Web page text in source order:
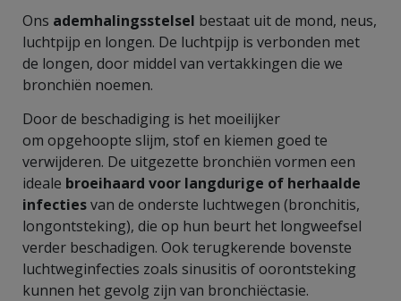
Ons ademhalingsstelsel bestaat uit de mond, neus,
luchtpijp en longen. De luchtpijp is verbonden met
de longen, door middel van vertakkingen die we
bronchiën noemen.
Door de beschadiging is het moeilijker
om opgehoopte slijm, stof en kiemen goed te
verwijderen. De uitgezette bronchiën vormen een
ideale broeihaard voor langdurige of herhaalde
infectiesvan de onderste luchtwegen (bronchitis,
longontsteking), die op hun beurt het longweefsel
verder beschadigen. Ook terugkerende bovenste
luchtweginfecties zoals sinusitis of oorontsteking
kunnen het gevolg zijn van bronchiëctasie.